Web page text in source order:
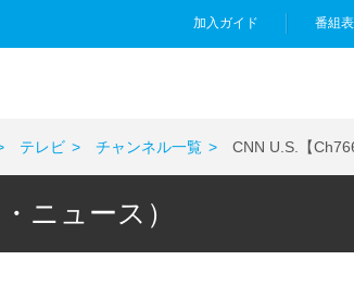
加入ガイド 番組表
テレビ チャンネル一覧 CNN U.S.【
ニュース）